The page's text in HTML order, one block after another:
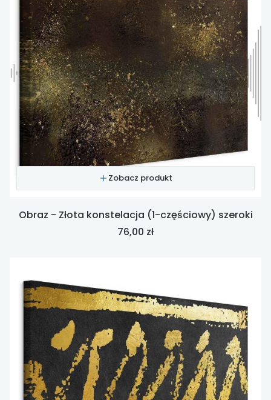
Zobacz produkt
Obraz - Złota konstelacja (1-częściowy) szeroki
Cena
76,00 zł